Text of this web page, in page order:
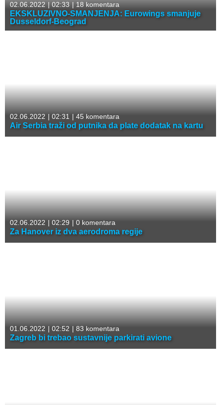
02.06.2022 |02:33 |18 komentara
EKSKLUZIVNO-SMANJENJA: Eurowings smanjuje
Dusseldorf-Beograd
02.06.2022 | 02:31 | 45 komentara
Air Serbia traži od putnika da plate dodatak na kartu
02.06.2022 | 02:29 | 0 komentara
Za Hanover iz dva aerodroma regije
01.06.2022 | 02:52 | 83 komentara
Zagreb bi trebao sustavnije parkirati avione